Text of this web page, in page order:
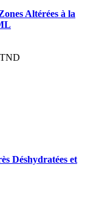
Altérées à la
Déshydratées et